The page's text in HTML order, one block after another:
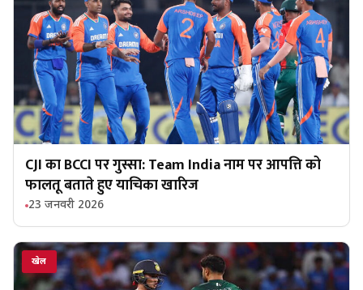
CJI का BCCI पर गुस्सा: Team India नाम पर आपत्ति को
फालतू बताते हुए याचिका खारिज
23 जनवरी 2026
खेल